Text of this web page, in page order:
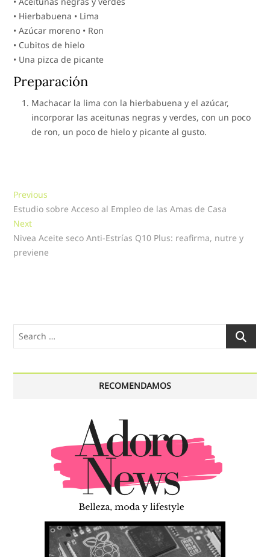
• Hierbabuena • Lima
• Azúcar moreno • Ron
• Cubitos de hielo
• Una pizca de picante
Preparación
Machacar la lima con la hierbabuena y el azúcar,
incorporar las aceitunas negras y verdes, con un poco
de ron, un poco de hielo y picante al gusto.
Navegación
de
entradas
Previous
post:
Estudio sobre Acceso al Empleo de las Amas de Casa
NextNext
post:
Nivea Aceite seco Anti-Estrías Q10 Plus: reafirma, nutre y
previene
Search
RECOMENDAMOS